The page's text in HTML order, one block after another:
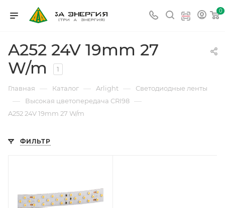
0
A252 24V 19mm 27
W/m
1
Главная — Каталог — Arlight — Светодиодные ленты
— Высокая цветопередача CRI98 —
A252 24V 19mm 27 W/m
ФИЛЬТР